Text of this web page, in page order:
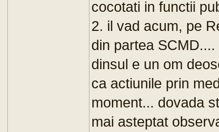
cocotati in functii
2. il vad acum, pe
din partea
dinsul e un om
ca actiunile prin
moment... dovada
mai asteptat